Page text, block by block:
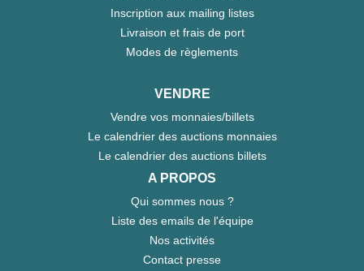
Inscription aux mailing listes
Livraison et frais de port
Modes de règlements
VENDRE
Vendre vos monnaies/billets
Le calendrier des auctions monnaies
Le calendrier des auctions billets
A PROPOS
Qui sommes nous ?
Liste des emails de l'équipe
Nos activités
Contact presse